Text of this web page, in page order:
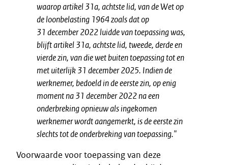
waarop artikel 31a, achtste lid, van de Wet op
de loonbelasting 1964 zoals dat op
31 december 2022 luidde van toepassing was,
blijft artikel 31a, achtste lid, tweede, derde en
vierde zin, van die wet buiten toepassing tot en
met uiterlijk 31 december 2025. Indien de
werknemer, bedoeld in de eerste zin, op enig
moment na 31 december 2022 na een
onderbreking opnieuw als ingekomen
werknemer wordt aangemerkt, is de eerste zin
slechts tot de onderbreking van toepassing."
Voorwaarde voor toepassing van deze